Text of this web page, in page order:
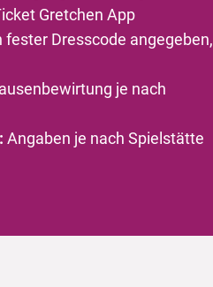
Gretchen App
fester Dresscode angegeben,
je nach
Angaben je nach Spielstätte